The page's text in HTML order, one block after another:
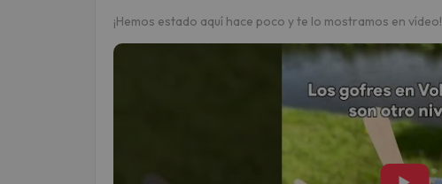
¡Hemos estado aquí hace poco y te lo mostramos en vídeo!